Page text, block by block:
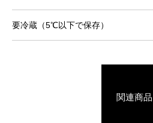
要冷蔵（5℃以下で保存）
関連商品